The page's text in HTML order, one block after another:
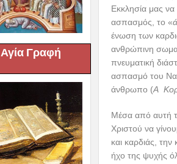
Αγία Γραφή
Εκκλησία μας να
ασπασμός, το «
ένωση των
ανθρώπινη
πνευματική
ασπασμό του
άνθρωπο (Α
Μέσα από αυτή
Χριστού να
και καρδιάς,
ήχο της ψυχής